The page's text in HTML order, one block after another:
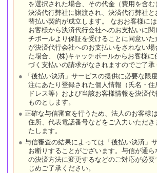
を選択された場合、その代金（費用を含む
決済代行弊社に譲渡され、決済代行弊社と
替払い契約が成立します。 なおお客様に
お客様から決済代行会社へのお支払いに関
チボールより保証を受けることに同意いた
が決済代行会社へのお支払いをされない場
た場合、 (株)キャッチボールからお客様に
づく支払いの請求がなされますのでご了承
「後払い決済」サービスの提供に必要な限
注にあたり登録された個人情報（氏名・住
ドレス等）および当該お客様情報を決済
ものとします。
正確な与信審査を行うため、法人のお客様
住所、代表電話番号などをご入力いただ
たします。
与信審査の結果によっては「後払い決済」
お断りすることがございます。与信が通
の決済方法に変更するなどのご対応が必
じめご了承ください。